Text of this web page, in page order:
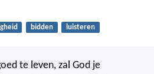
bidden luisteren
te leven, zal God je